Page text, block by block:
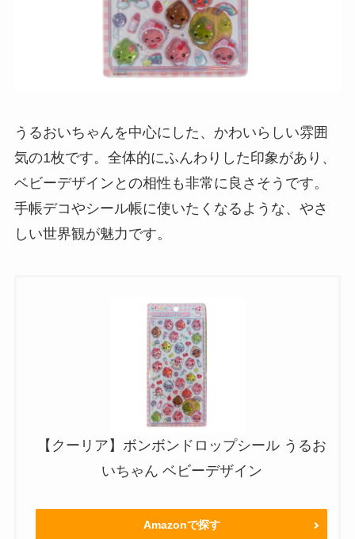
うるおいちゃんを中心にした、かわいらしい雰囲
気の1枚です。全体的にふんわりした印象があり、
ベビーデザインとの相性も非常に良さそうです。
手帳デコやシール帳に使いたくなるような、やさ
しい世界観が魅力です。
【クーリア】ボンボンドロップシール うるお
いちゃん ベビーデザイン
Amazonで探す